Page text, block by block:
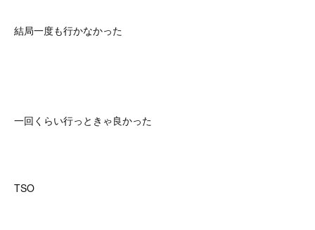
結局一度も行かなかった
一回くらい行っときゃ良かった
TSO